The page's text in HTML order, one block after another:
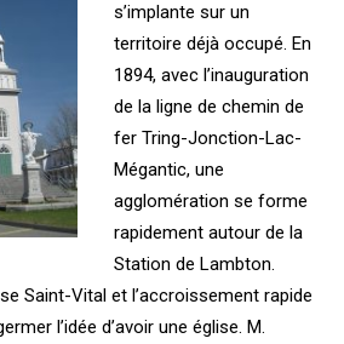
s’implante sur un
territoire déjà occupé. En
1894, avec l’inauguration
de la ligne de chemin de
fer Tring-Jonction-Lac-
Mégantic, une
agglomération se forme
rapidement autour de la
Station de Lambton.
Saint-Vital et l’accroissement rapide
l’idée d’avoir une église. M.